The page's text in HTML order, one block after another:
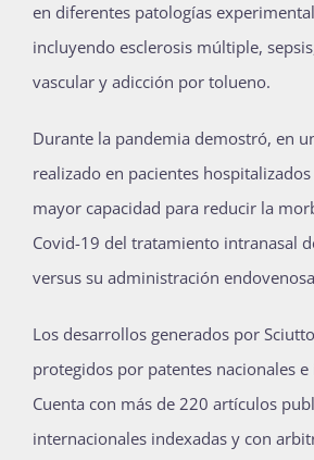
en diferentes patologías
incluyendo esclerosis múltiple,
vascular y adicción por tolueno.
Durante la pandemia demostró, en
realizado en pacientes
mayor capacidad para reducir la
Covid-19 del tratamiento intranasal
versus su administración
Los desarrollos generados por
protegidos por patentes nacionales
Cuenta con más de 220 artículos
internacionales indexadas y con